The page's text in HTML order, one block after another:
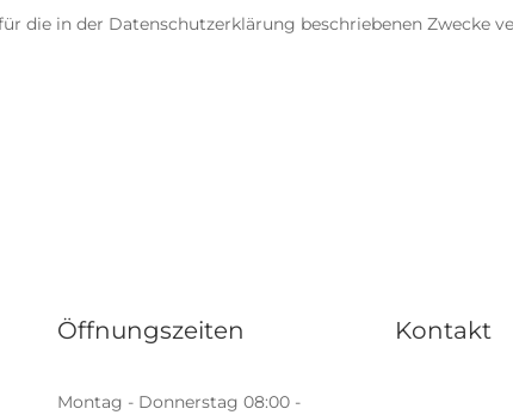
die in der Datenschutzerklärung beschriebenen Zwecke
Öffnungszeiten
Montag - Donnerstag 08:00 -
Kontakt